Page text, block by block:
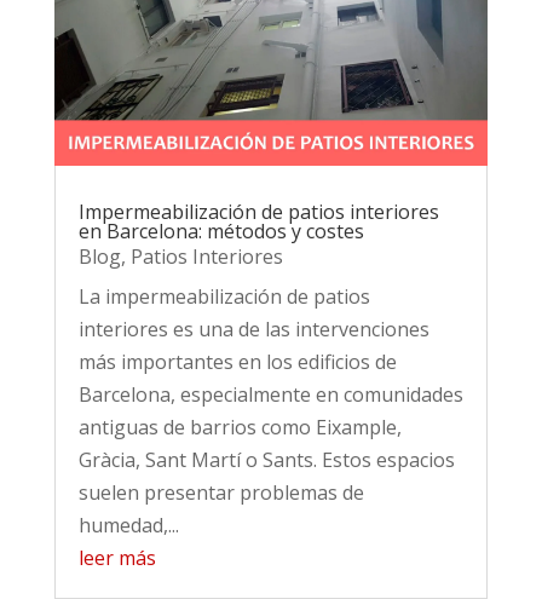
Impermeabilización de patios interiores
en Barcelona: métodos y costes
Blog, Patios Interiores
La impermeabilización de patios
interiores es una de las intervenciones
más importantes en los edificios de
Barcelona, especialmente en comunidades
antiguas de barrios como Eixample,
Gràcia, Sant Martí o Sants. Estos espacios
suelen presentar problemas de
humedad,...
leer más